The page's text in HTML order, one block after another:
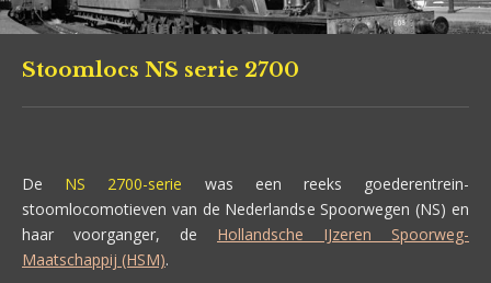
Stoomlocs NS serie 2700
De NS 2700-serie was een reeks goederentrein-
stoomlocomotieven van de Nederlandse Spoorwegen (NS) en
haar voorganger, de Hollandsche IJzeren Spoorweg-
Maatschappij (HSM).